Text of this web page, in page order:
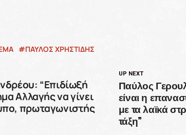
ΠΑΥΛΟΣ ΧΡΗΣΤΙΔΗΣ
UP NEXT
Παύλος
είναι η
με τα λαϊκά
τάξη”
“Επιδίωξή
Αλλαγής να γίνει
πρωταγωνιστής